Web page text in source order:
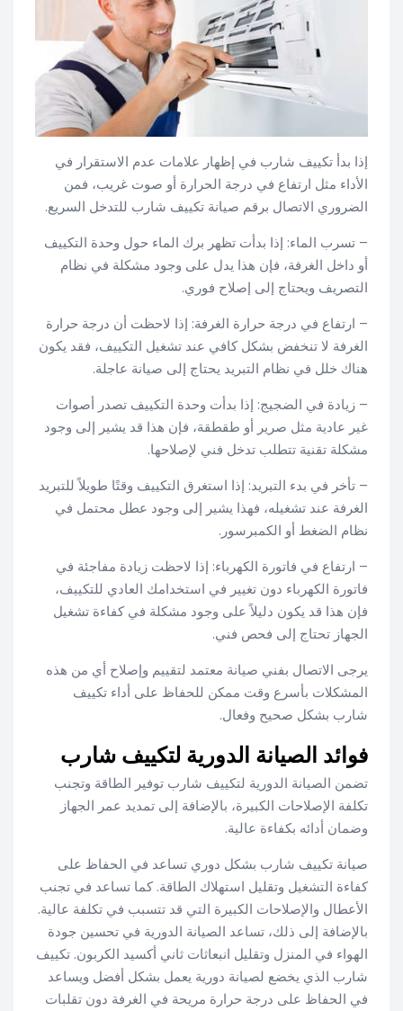
إذا بدأ تكييف شارب في إظهار علامات عدم الاستقرار في
الأداء مثل ارتفاع في درجة الحرارة أو صوت غريب، فمن
الضروري الاتصال برقم صيانة تكييف شارب للتدخل السريع.
– تسرب الماء: إذا بدأت تظهر برك الماء حول وحدة التكييف
أو داخل الغرفة، فإن هذا يدل على وجود مشكلة في نظام
التصريف ويحتاج إلى إصلاح فوري.
– ارتفاع في درجة حرارة الغرفة: إذا لاحظت أن درجة حرارة
الغرفة لا تنخفض بشكل كافي عند تشغيل التكييف، فقد يكون
هناك خلل في نظام التبريد يحتاج إلى صيانة عاجلة.
– زيادة في الضجيج: إذا بدأت وحدة التكييف تصدر أصوات
غير عادية مثل صرير أو طقطقة، فإن هذا قد يشير إلى وجود
مشكلة تقنية تتطلب تدخل فني لإصلاحها.
– تأخر في بدء التبريد: إذا استغرق التكييف وقتًا طويلاً للتبريد
الغرفة عند تشغيله، فهذا يشير إلى وجود عطل محتمل في
نظام الضغط أو الكمبرسور.
– ارتفاع في فاتورة الكهرباء: إذا لاحظت زيادة مفاجئة في
فاتورة الكهرباء دون تغيير في استخدامك العادي للتكييف،
فإن هذا قد يكون دليلاً على وجود مشكلة في كفاءة تشغيل
الجهاز تحتاج إلى فحص فني.
يرجى الاتصال بفني صيانة معتمد لتقييم وإصلاح أي من هذه
المشكلات بأسرع وقت ممكن للحفاظ على أداء تكييف
شارب بشكل صحيح وفعال.
فوائد الصيانة الدورية لتكييف شارب
تضمن الصيانة الدورية لتكييف شارب توفير الطاقة وتجنب
تكلفة الإصلاحات الكبيرة، بالإضافة إلى تمديد عمر الجهاز
وضمان أدائه بكفاءة عالية.
صيانة تكييف شارب بشكل دوري تساعد في الحفاظ على
كفاءة التشغيل وتقليل استهلاك الطاقة. كما تساعد في تجنب
الأعطال والإصلاحات الكبيرة التي قد تتسبب في تكلفة عالية.
بالإضافة إلى ذلك، تساعد الصيانة الدورية في تحسين جودة
الهواء في المنزل وتقليل انبعاثات ثاني أكسيد الكربون. تكييف
شارب الذي يخضع لصيانة دورية يعمل بشكل أفضل ويساعد
في الحفاظ على درجة حرارة مريحة في الغرفة دون تقلبات